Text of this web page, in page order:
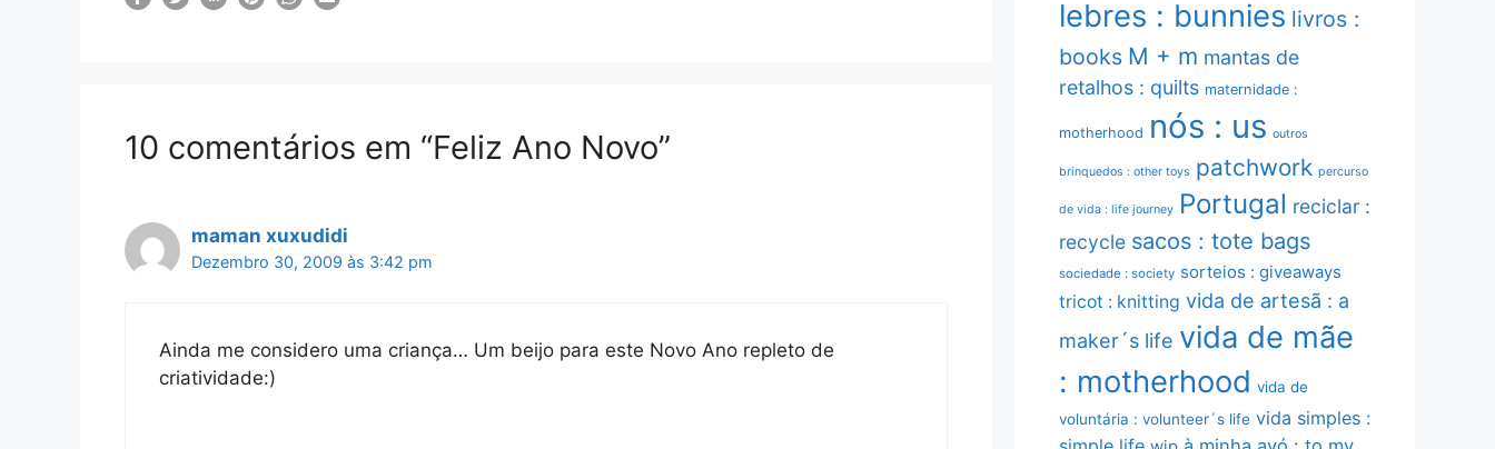
10 comentários em “Feliz Ano Novo”
maman xuxudidi
Dezembro 30, 2009 às 3:42 pm
Ainda me considero uma criança… Um beijo para este Novo Ano repleto de
criatividade:)
lebres : bunnies livros :
books M + m mantas de
retalhos : quilts maternidade :
motherhood nós : us outros
brinquedos : other toys patchwork percurso
de vida : life journey Portugal reciclar :
recycle sacos : tote bags
sociedade : society sorteios : giveaways
tricot : knitting vida de artesã : a
maker´s life vida de mãe
: motherhood vida de
voluntária : volunteer´s life vida simples :